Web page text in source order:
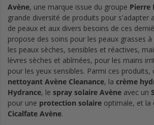
Avène, une marque issue du groupe Pierre
grande diversité de produits pour s'adapter
de peaux et aux divers besoins de ces
propose des soins pour les peaux grasses
les peaux sèches, sensibles et réactives,
lèvres sèches et abîmées, pour les mains
pour les yeux sensibles. Parmi ces produits,
nettoyant Avène Cleanance, la crème
Hydrance, le spray solaire Avène avec un
pour une protection solaire optimale, et la
Cicalfate Avène.